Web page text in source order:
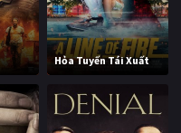
Hỏa Tuyến Tái Xuất